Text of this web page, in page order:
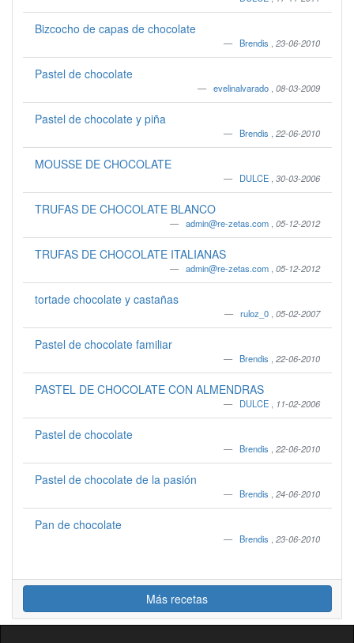
Bizcocho de capas de chocolate
Brendis 23-06-2010
Pastel de chocolate
evelinalvarado 08-03-2009
Pastel de chocolate y piña
Brendis 22-06-2010
MOUSSE DE CHOCOLATE
DULCE 30-03-2006
TRUFAS DE CHOCOLATE BLANCO
admin@re-zetas.com 05-12-2012
TRUFAS DE CHOCOLATE ITALIANAS
admin@re-zetas.com 05-12-2012
tortade chocolate y castañas
ruloz_0 05-02-2007
Pastel de chocolate familiar
Brendis 22-06-2010
PASTEL DE CHOCOLATE CON ALMENDRAS
DULCE 11-02-2006
Pastel de chocolate
Brendis 22-06-2010
Pastel de chocolate de la pasión
Brendis 24-06-2010
Pan de chocolate
Brendis 23-06-2010
Más recetas